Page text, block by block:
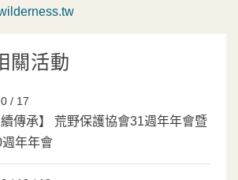
關活動
/ 17
續傳承】 荒野保護協會31週年年會暨
年年會